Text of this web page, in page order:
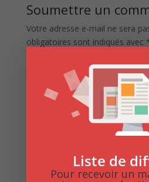
Soumettre un
Votre adresse e-mail ne sera
obligatoires sont indiqués avec
Liste de
Pour recevoir un